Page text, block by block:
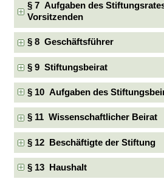
§ 7 Aufgaben des
Vorsitzenden
§ 8 Geschäftsführer
§ 9 Stiftungsbeirat
§ 10 Aufgaben des
§ 11 Wissenschaftlicher Beirat
§ 12 Beschäftigte der Stiftung
§ 13 Haushalt